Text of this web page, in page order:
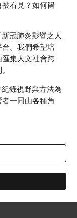
看見？如何留
新冠肺炎影響之人
。我們希望培
集人文社會跨
紀錄視野與方法為
一同由各種角